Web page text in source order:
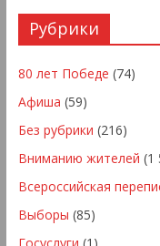
Рубрики
80 лет Победе (74)
Афиша (59)
Без рубрики (216)
Вниманию жителей (1
Всероссийская
Выборы (85)